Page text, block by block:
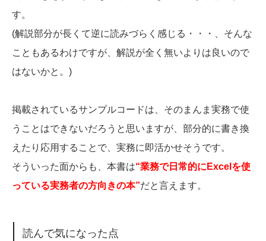
す。
(解説部分が長くて逆に読みづらく感じる・・・、そんな
こともあるわけですが、解説が全く無いよりは良いので
はないかと。)
掲載されているサンプルコードは、そのまんま実務で使
うことはできないだろうと思いますが、部分的に書き換
えたり応用することで、実務に即活かせそうです。
そういった面からも、本書は“業務で日常的にExcelを使
っている実務者の方向きの本”だと言えます。
読んで気になった点